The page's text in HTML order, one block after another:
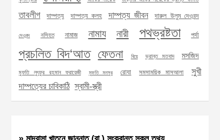
তাবলীগ দাম্পত্য দাম্পত্য কলহ দাম্পত্য জীবন দারুল উলুম দেওবন্দ
দেওবন্দ নসিহত নামাজ নামায নারী পথভ্রষ্টতা পর্দা
প্রচলিত বিদ‘আত ফেতনা বিয়ে ভ্রান্ত মতবাদ মসজিদ
মুফতি লুৎফুর রহমান ফরায়েজী মুফতি মনসুর রোযা সমসাময়িক মাসআলা
সুখী
দাম্পত্যের চাবিকাঠি স্বামী-স্ত্রী